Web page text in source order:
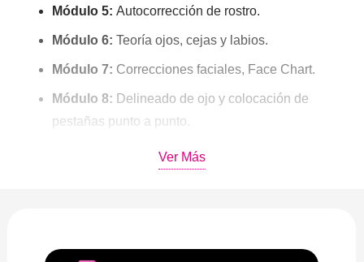
Módulo 5: Autocorrección de rostro.
Módulo 6: Teoría ojos, cejas y labios.
Módulo 7: Correcciones faciales, Face Chart.
Módulo 8: Delineado de ojo y colocación de
pestañas punto a punto.
Preparación del rostro.
recomendaciones
Ver Más